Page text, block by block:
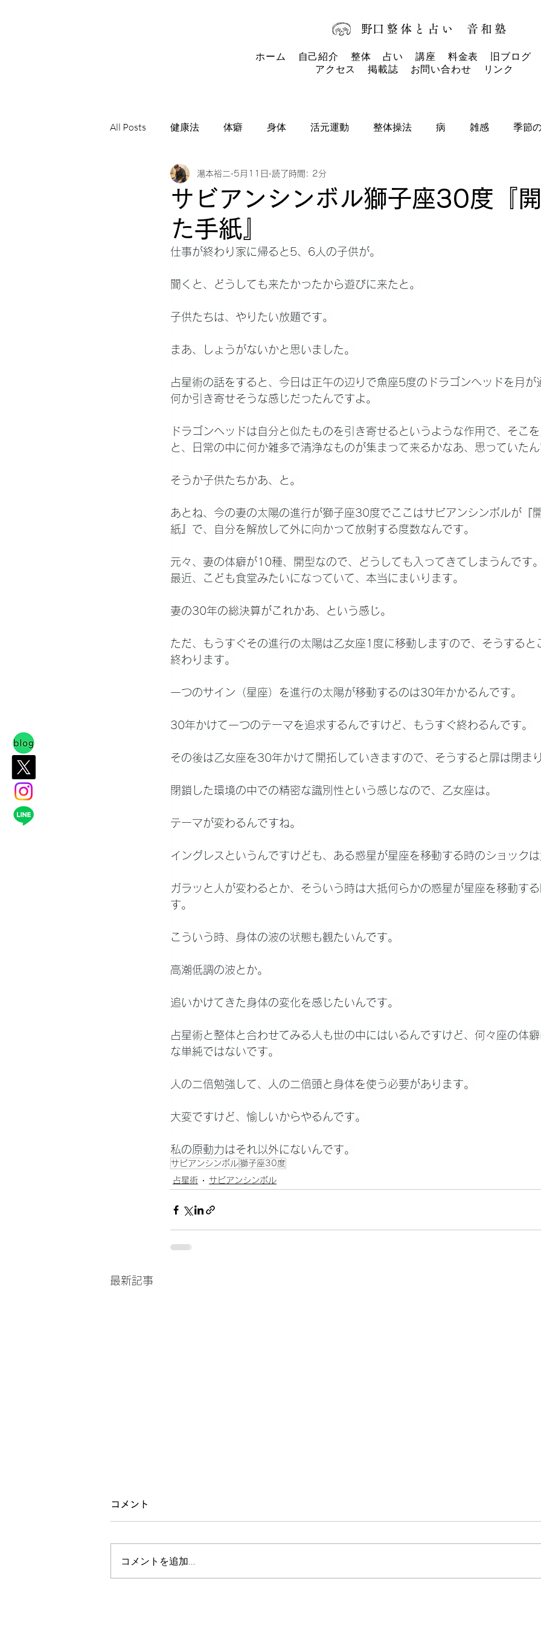
​野口整体と占い 音和塾​
ホーム 自己紹介 整体 占い 講座 料金表 旧ブログ
アクセス
掲載誌 お問い合わせ リンク
All Posts 健康法 体癖 身体 活元運動 整体操法 病 雑感 季節
サビアンシンボル 音楽 タロットカード
サビアンシンボル獅子座30度『
た手紙』
湯本裕二 5月11日 読了時間: 2分
仕事が終わり家に帰ると5、6人の子供が。
聞くと、どうしても来たかったから遊びに来たと。
子供たちは、やりたい放題です。
まあ、しょうがないかと思いました。
占星術の話をすると、今日は正午の辺りで魚座5度のドラゴンヘッドを月が
何か引き寄せそうな感じだったんですよ。
ドラゴンヘッドは自分と似たものを引き寄せるというような作用で、そこ
と、日常の中に何か雑多で清浄なものが集まって来るかなあ、思っていたん
そうか子供たちかあ、と。
あとね、今の妻の太陽の進行が獅子座30度でここはサビアンシンボルが『
紙』で、自分を解放して外に向かって放射する度数なんです。
元々、妻の体癖が10種、開型なので、どうしても入ってきてしまうんです。
最近、こども食堂みたいになっていて、本当にまいります。
妻の30年の総決算がこれかあ、という感じ。
ただ、もうすぐその進行の太陽は乙女座1度に移動しますので、そうすると
終わります。
一つのサイン（星座）を進行の太陽が移動するのは30年かかるんです。
30年かけて一つのテーマを追求するんですけど、もうすぐ終わるんです。
その後は乙女座を30年かけて開拓していきますので、そうすると扉は閉まり
閉鎖した環境の中での精密な識別性という感じなので、乙女座は。
テーマが変わるんですね。
イングレスというんですけども、ある惑星が星座を移動する時のショックは
ガラッと人が変わるとか、そういう時は大抵何らかの惑星が星座を移動す
す。
こういう時、身体の波の状態も観たいんです。
高潮低調の波とか。
追いかけてきた身体の変化を感じたいんです。
占星術と整体と合わせてみる人も世の中にはいるんですけど、何々座の体
な単純ではないです。
人の二倍勉強して、人の二倍頭と身体を使う必要があります。
大変ですけど、愉しいからやるんです。
私の原動力はそれ以外にないんです。
サビアンシンボル獅子座30度
占星術
サビアンシンボル
最新記事
星のお話会
ございました。 はじめての試み
で、星回りのことを話してみよう
よね。 これから徐々に日が短く
と
です。 そしたら、子
コメント
コメントを追加…